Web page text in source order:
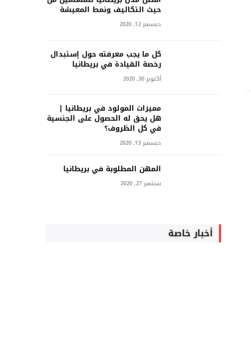
حيث التكاليف ونمط المعيشة
ديسمبر 12, 2020
كل ما يجب معرفته حول إستبدال
رخصة القيادة في بريطانيا
أكتوبر 30, 2020
مميزات المولود في بريطانيا |
هل يحق له الحصول على الجنسية
في كل الظروف؟
ديسمبر 13, 2020
المهن المطلوبة في بريطانيا
سبتمبر 27, 2020
أخبار خاصة